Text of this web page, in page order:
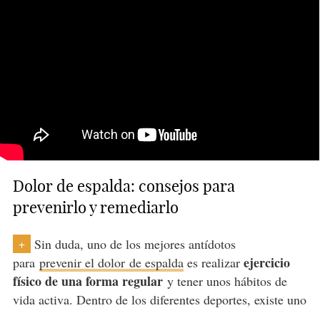
Dolor de espalda: consejos para
prevenirlo y remediarlo
+
Sin duda, uno de los mejores antídotos
para prevenir el dolorde espaldaes realizar ejercicio
físico de una forma regulary tener unos hábitos de
vida activa. Dentro de los diferentes deportes, existe uno